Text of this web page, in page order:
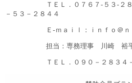
ＴＥＬ．０７６７ - ５３ - ２
－５３－２８４４
Ｅ -ｍａｉｌ：ｉｎｆｏ＠
担当：専務理事 川崎 裕
ＴＥＬ．０９０－２８３４